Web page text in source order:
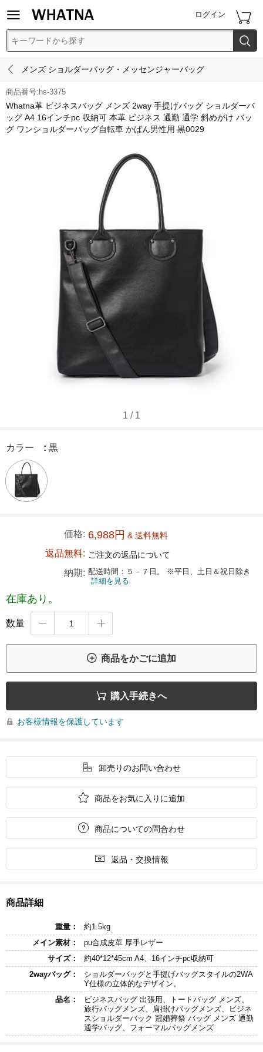
 ログイン 

 メンズ ショルダーバッグ・メッセンジャーバッグ
商品番号:hs-3375
Whatna革 ビジネスバッグ メンズ 2way 手提げバッグ ショルダーバ
ッグ A4 16インチpc 収納可 本革 ビジネス 通勤 通学 斜めがけ バッ
グ ワンショルダーバッグ自転車 かばん男性用 黒0029
1 / 1
カラー : 黒
価格: 6,988円 & 送料無料
返品無料: ご注文の返品について
納期: 配送時間：５－７日。 ※平日、土日＆祝日除き
詳細を見る
在庫あり。
数量  
 商品をかごに追加
 購入手続きへ
 お客様情報を保護しています
 卸売りのお問い合わせ
 商品をお気に入りに追加
 商品についての問合わせ
 返品・交換情報
商品詳細
重量：
約1.5kg
メイン素材：
pu合成皮革 厚手レザー
サイズ：
約40*12*45cm A4、16インチpc収納可
2wayバッグ：
ショルダーバッグと手提げバッグスタイルの2WA
Y仕様の立体的なデザイン。
品名：
ビジネスバッグ 出張用、トートバッグ メンズ、
旅行バッグメンズ、肩掛けバッグメンズ、ビジネ
スショルダーバック 冠婚葬祭 バッグ メンズ 通勤
通学バッグ、フォーマルバッグメンズ